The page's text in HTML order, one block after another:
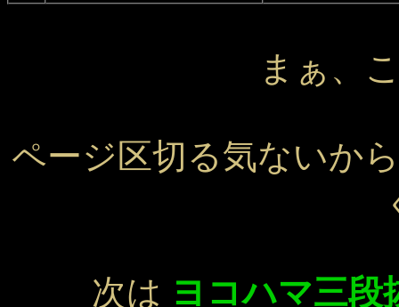
まぁ、
ページ区切る気ないか
次は ヨコハマ三段